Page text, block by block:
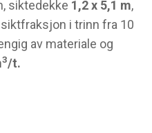
siktedekke 1,2 x 5,1 m,
siktfraksjon i trinn fra 10
av materiale og
3/t.